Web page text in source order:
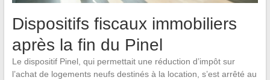
Dispositifs fiscaux immobiliers
après la fin du Pinel
Le dispositif Pinel, qui permettait une réduction d’impôt sur
l’achat de logements neufs destinés à la location, s’est arrêté au